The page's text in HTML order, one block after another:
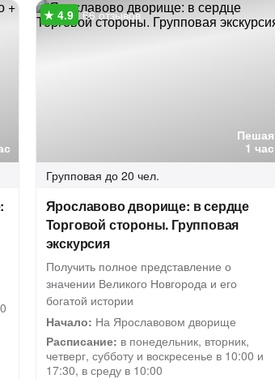
Пешая
1 час
66 отзывов
Групповая до 20 чел.
Ярославово дворище: в сердце
Торговой стороны. Групповая
экскурсия
Получить полное представление о
значении Великого Новгорода и его
богатой истории
Начало: На Ярославовом дворище
Расписание: в понедельник, вторник,
четверг, субботу и воскресенье в 10:00 и
17:30, в среду в 10:00